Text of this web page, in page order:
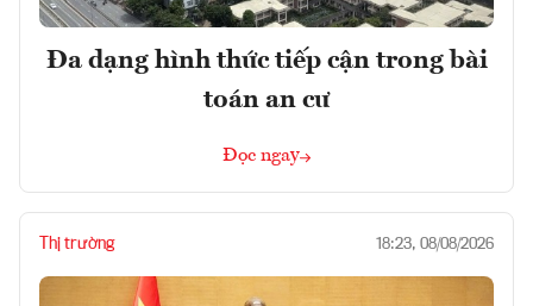
Đa dạng hình thức tiếp cận trong bài
toán an cư
Đọc ngay
Thị trường 18:23, 08/08/2026